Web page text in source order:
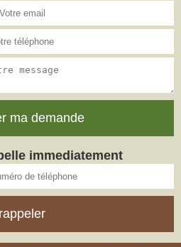
immediatement